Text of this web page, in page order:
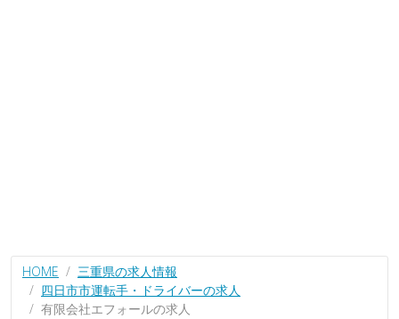
HOME
三重県の求人情報
四日市市運転手・ドライバーの求人
有限会社エフォールの求人